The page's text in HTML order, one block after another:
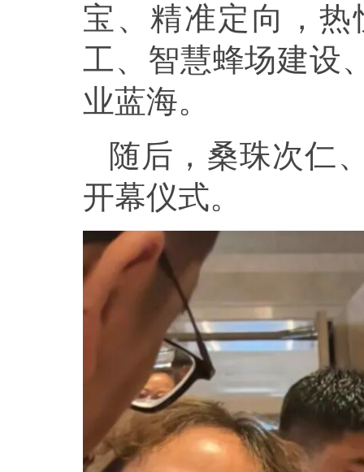
宝、精准定向，
工、智慧蜂场建设
业蓝海。
随后，桑珠次仁
开幕仪式。